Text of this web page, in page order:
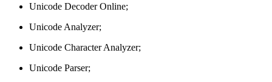
Unicode Decoder Online;
Unicode Analyzer;
Unicode Character Analyzer;
Unicode Parser;